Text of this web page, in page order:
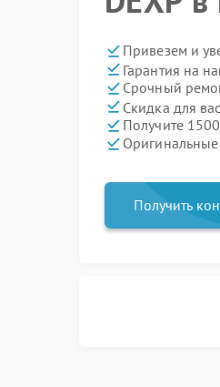
Привезем и
Гарантия на
Срочный
Скидка для
Получите
Получить